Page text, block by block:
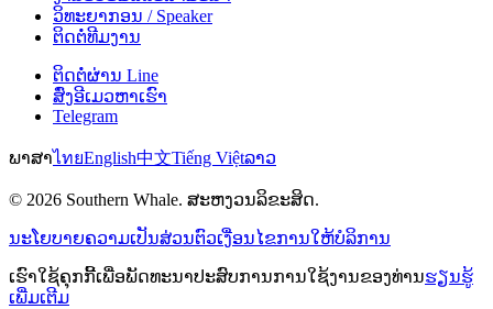
ວິທະຍາກອນ / Speaker
ຕິດຕໍ່ທີມງານ
ຕິດຕໍ່ຜ່ານ Line
ສົ່ງອີເມວຫາເຮົາ
Telegram
ພາສາไทยEnglish中文Tiếng Việtລາວ
© 2026 Southern Whale. ສະຫງວນລິຂະສິດ.
ນະໂຍບາຍຄວາມເປັນສ່ວນຕົວເງື່ອນໄຂການໃຫ້ບໍລິການ
ເຮົາໃຊ້ຄຸກກີ້ເພື່ອພັດທະນາປະສົບການການໃຊ້ງານຂອງທ່ານຮຽນຮູ້
ເພີ່ມເຕີມ